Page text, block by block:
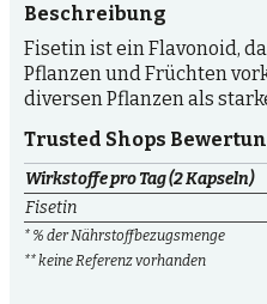
Beschreibung
Fisetin ist ein Flavonoid,
Pflanzen und Früchten
diversen Pflanzen als
Trusted Shops
Wirkstoffe pro Tag (2 Kapseln)
Fisetin
* % der Nährstoffbezugsmenge
** keine Referenz vorhanden